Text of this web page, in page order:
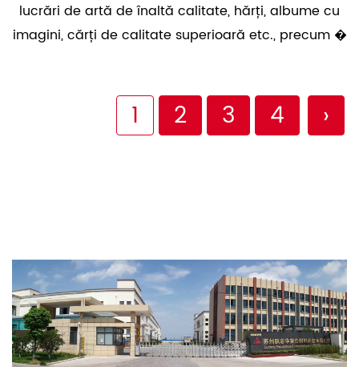
lucrări de artă de înaltă calitate, hărți, albume cu
imagini, cărți de calitate superioară etc., precum �
1 2 3 4 ›